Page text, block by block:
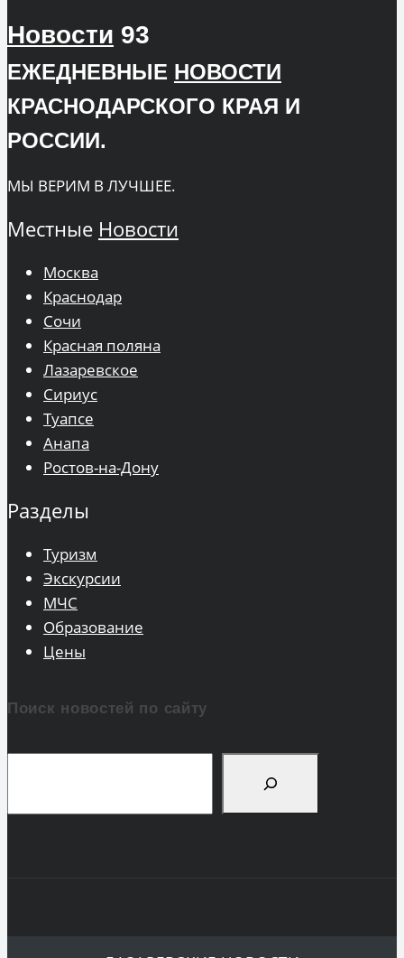
Новости 93
ЕЖЕДНЕВНЫЕ НОВОСТИ
КРАСНОДАРСКОГО КРАЯ И
РОССИИ.
МЫ ВЕРИМ В ЛУЧШЕЕ.
Местные Новости
Москва
Краснодар
Сочи
Красная поляна
Лазаревское
Сириус
Туапсе
Анапа
Ростов-на-Дону
Разделы
Туризм
Экскурсии
МЧС
Образование
Цены
Поиск новостей по сайту